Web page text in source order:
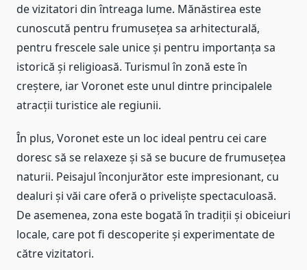
de vizitatori din întreaga lume. Mănăstirea este
cunoscută pentru frumusețea sa arhitecturală,
pentru frescele sale unice și pentru importanța sa
istorică și religioasă. Turismul în zonă este în
creștere, iar Voronet este unul dintre principalele
atracții turistice ale regiunii.
În plus, Voronet este un loc ideal pentru cei care
doresc să se relaxeze și să se bucure de frumusețea
naturii. Peisajul înconjurător este impresionant, cu
dealuri și văi care oferă o priveliște spectaculoasă.
De asemenea, zona este bogată în tradiții și obiceiuri
locale, care pot fi descoperite și experimentate de
către vizitatori.